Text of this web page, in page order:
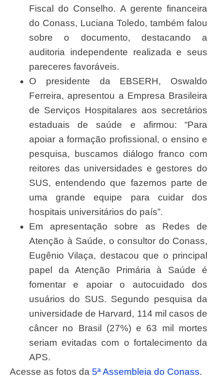
Fiscal do Conselho. A gerente financeira
do Conass, Luciana Toledo, também falou
sobre o documento, destacando a
auditoria independente realizada e seus
pareceres favoráveis.
O presidente da EBSERH, Oswaldo
Ferreira, apresentou a Empresa Brasileira
de Serviços Hospitalares aos secretários
estaduais de saúde e afirmou: “Para
apoiar a formação profissional, o ensino e
pesquisa, buscamos diálogo franco com
reitores das universidades e gestores do
SUS, entendendo que fazemos parte de
uma grande equipe para cuidar dos
hospitais universitários do país”.
Em apresentação sobre as Redes de
Atenção à Saúde, o consultor do Conass,
Eugênio Vilaça, destacou que o principal
papel da Atenção Primária à Saúde é
fomentar e apoiar o autocuidado dos
usuários do SUS. Segundo pesquisa da
universidade de Harvard, 114 mil casos de
câncer no Brasil (27%) e 63 mil mortes
seriam evitadas com o fortalecimento da
APS.
Acesse as fotos da 5ª Assembleia do Conass.